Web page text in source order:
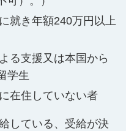
就き年額240万円以上
る支援又は本国から
学生
在住していない者
している、受給が決